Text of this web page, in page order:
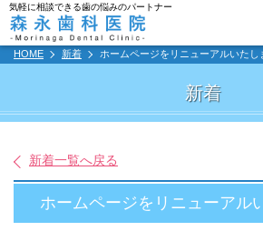
気軽に相談できる歯の悩みのパートナー
HOME 新着 ホームページをリニューアルいたし
新着
新着一覧へ戻る
ホームページをリニューアル